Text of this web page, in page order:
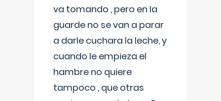
va tomando , pero en la
guarde no se van a parar
a darle cuchara la leche, y
cuando le empieza el
hambre no quiere
tampoco , que otras